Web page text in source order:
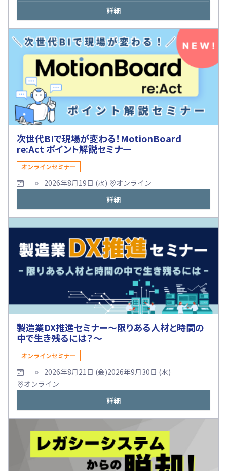
詳細
次世代BIで現場が変わる！MotionBoard
re:Act ポイント解説セミナー
オンラインセミナー
2026年8月19日 (水)
オンライン
詳細
製造業DX推進セミナー～限りある人材と時間の
中で生き残るには？～
オンラインセミナー
2026年8月21日 (金)2026年9月30日 (水)
オンライン
詳細